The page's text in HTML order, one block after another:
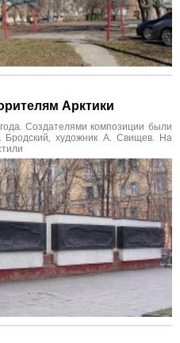
Арктики
Создателями композиции были
Бродский, художник А. Свищев. На